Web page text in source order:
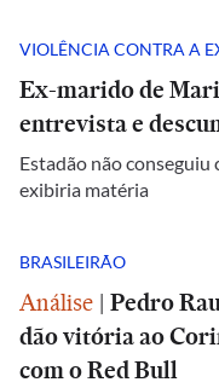
VIOLÊNCIA CONTRA A
Ex-marido de
entrevista e
Estadão não conseguiu
exibiria matéria
BRASILEIRÃO
Análise | Pedro
dão vitória ao
com o Red Bull